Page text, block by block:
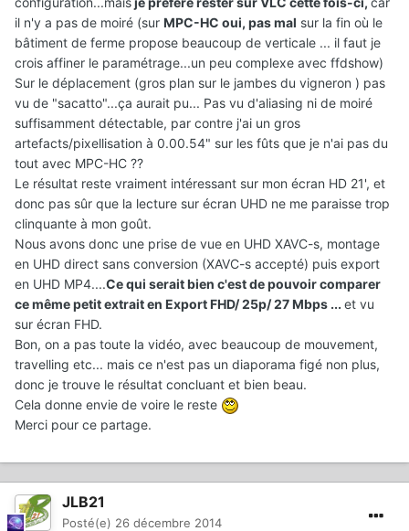
il n'y a pas de moiré (sur MPC-HC oui, pas mal sur la fin où le
bâtiment de ferme propose beaucoup de verticale ... il faut je
crois affiner le paramétrage...un peu complexe avec ffdshow)
Sur le déplacement (gros plan sur le jambes du vigneron ) pas
vu de "sacatto"...ça aurait pu... Pas vu d'aliasing ni de moiré
suffisamment détectable, par contre j'ai un gros
artefacts/pixellisation à 0.00.54" sur les fûts que je n'ai pas du
tout avec MPC-HC ??
Le résultat reste vraiment intéressant sur mon écran HD 21', et
donc pas sûr que la lecture sur écran UHD ne me paraisse trop
clinquante à mon goût.
Nous avons donc une prise de vue en UHD XAVC-s, montage
en UHD direct sans conversion (XAVC-s accepté) puis export
en UHD MP4....Ce qui serait bien c'est de pouvoir comparer
ce même petit extrait en Export FHD/ 25p/ 27 Mbps ... et vu
sur écran FHD.
Bon, on a pas toute la vidéo, avec beaucoup de mouvement,
travelling etc... mais ce n'est pas un diaporama figé non plus,
donc je trouve le résultat concluant et bien beau.
Cela donne envie de voire le reste
Merci pour ce partage.
JLB21
Posté(e) 26 décembre 2014